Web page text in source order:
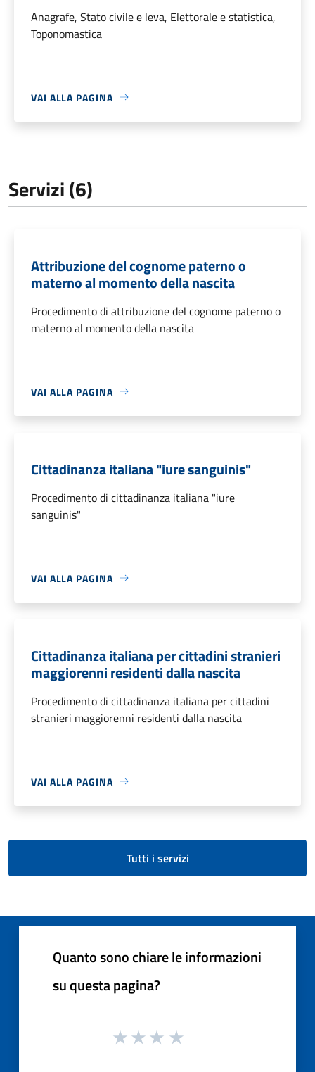
Anagrafe, Stato civile e leva, Elettorale e statistica,
Toponomastica
VAI ALLA PAGINA
Servizi (6)
Attribuzione del cognome paterno o
materno al momento della nascita
Procedimento di attribuzione del cognome paterno o
materno al momento della nascita
VAI ALLA PAGINA
Cittadinanza italiana "iure sanguinis"
Procedimento di cittadinanza italiana "iure
sanguinis"
VAI ALLA PAGINA
Cittadinanza italiana per cittadini stranieri
maggiorenni residenti dalla nascita
Procedimento di cittadinanza italiana per cittadini
stranieri maggiorenni residenti dalla nascita
VAI ALLA PAGINA
Tutti i servizi
Quanto sono chiare le informazioni
su questa pagina?